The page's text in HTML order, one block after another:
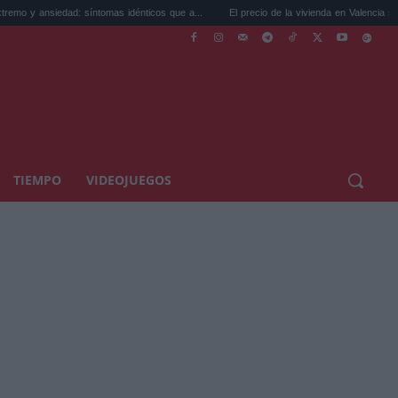
síntomas idénticos que a... El precio de la vivienda en Valencia sube a 3.485 ...
TIEMPO VIDEOJUEGOS